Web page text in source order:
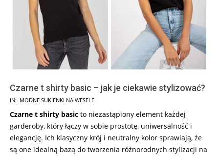
Czarne t shirty basic – jak je ciekawie stylizować?
2024-
05-
31
IN: MODNE SUKIENKI NA WESELE
Czarne t shirty basic to niezastąpiony element każdej
garderoby, który łączy w sobie prostotę, uniwersalność i
elegancję. Ich klasyczny krój i neutralny kolor sprawiają, że
są one idealną bazą do tworzenia różnorodnych stylizacji na